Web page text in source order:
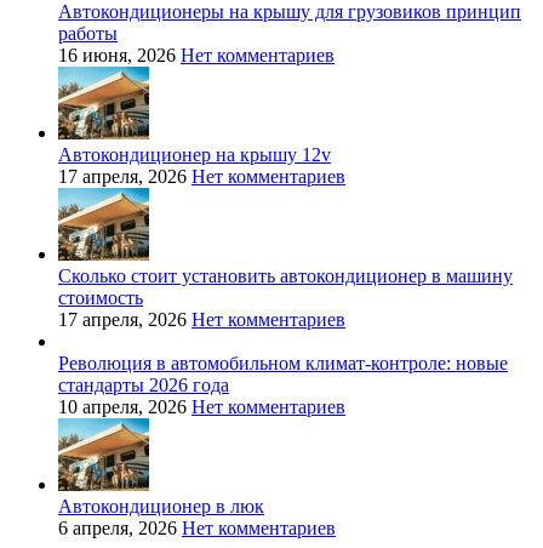
Автокондиционеры на крышу для грузовиков принцип
работы
16 июня, 2026 Нет комментариев
Автокондиционер на крышу 12v
17 апреля, 2026 Нет комментариев
Сколько стоит установить автокондиционер в машину
стоимость
17 апреля, 2026 Нет комментариев
Революция в автомобильном климат-контроле: новые
стандарты 2026 года
10 апреля, 2026 Нет комментариев
Автокондиционер в люк
6 апреля, 2026 Нет комментариев